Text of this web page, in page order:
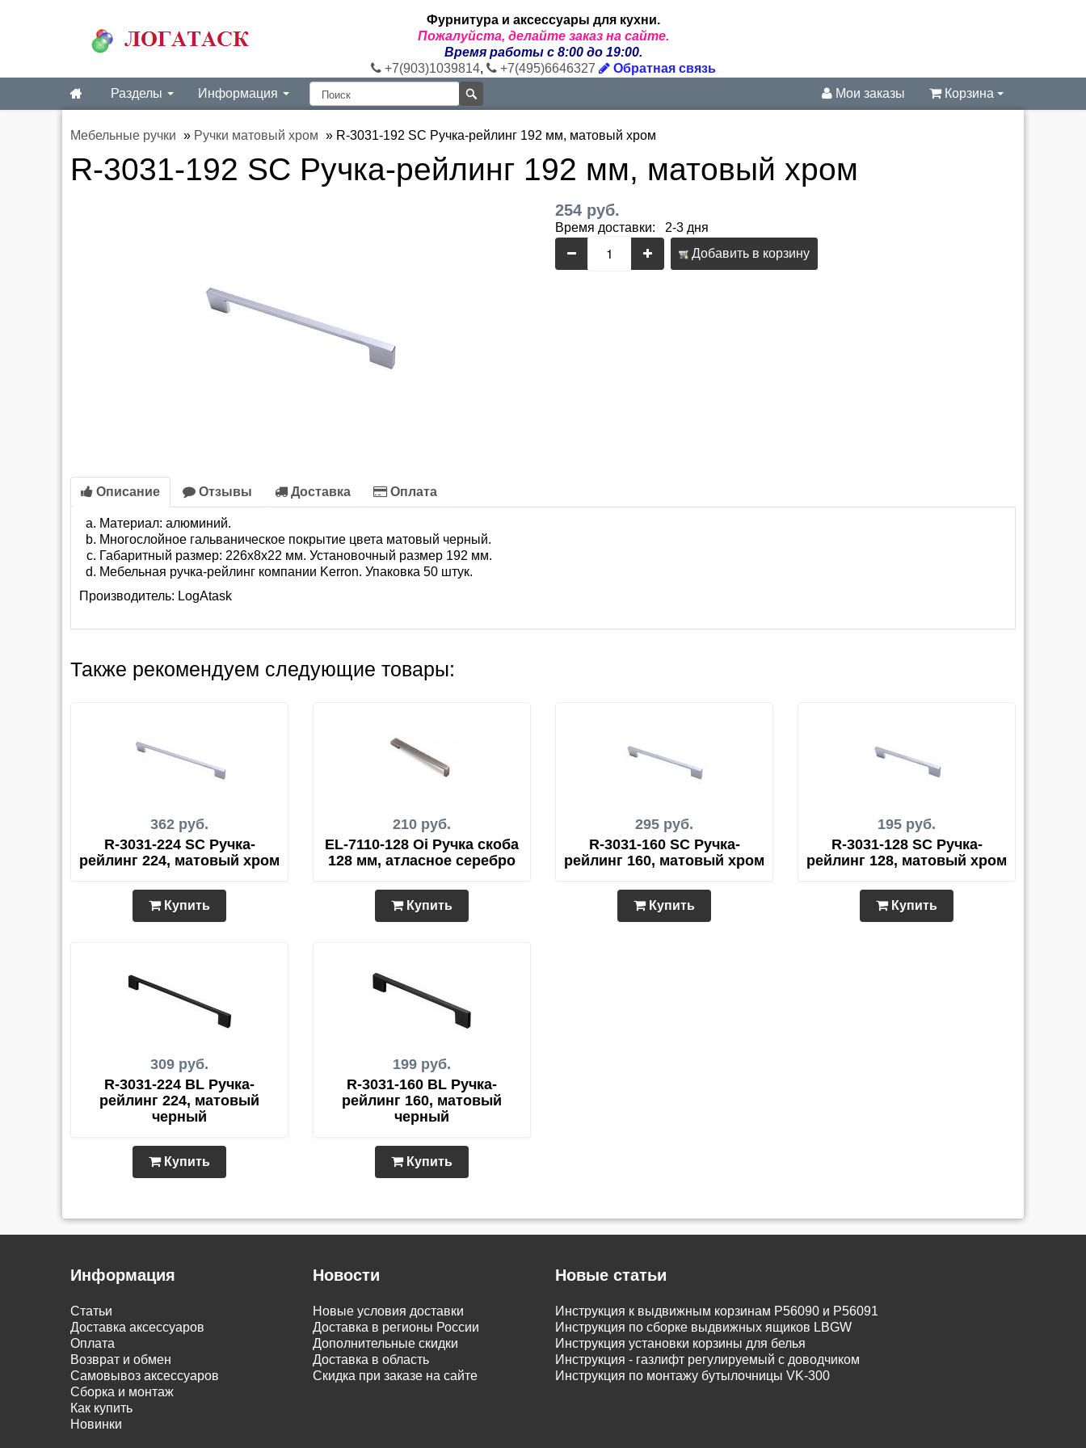
Фурнитура и аксессуары для кухни.
Пожалуйста, делайте заказ на сайте.
Время работы с 8:00 до 19:00.
+7(903)1039814, +7(495)6646327
Обратная связь
Разделы
Информация Мои заказы Корзина
Мебельные ручки » Ручки матовый хром » R-3031-192 SC Ручка-рейлинг 192 мм, матовый хром
R-3031-192 SC Ручка-рейлинг 192 мм, матовый хром
254 руб.
Время доставки: 2-3 дня
Добавить в корзину
Описание Отзывы Доставка Оплата
Материал: алюминий.
Многослойное гальваническое покрытие цвета матовый черный.
Габаритный размер: 226х8х22 мм. Установочный размер 192 мм.
Мебельная ручка-рейлинг компании Kerron. Упаковка 50 штук.
Производитель: LogAtask
Также рекомендуем следующие товары:
362 руб.
R-3031-224 SC Ручка-
рейлинг 224, матовый хром
Купить
210 руб.
EL-7110-128 Oi Ручка скоба
128 мм, атласное серебро
Купить
295 руб.
R-3031-160 SC Ручка-
рейлинг 160, матовый хром
Купить
195 руб.
R-3031-128 SC Ручка-
рейлинг 128, матовый хром
Купить
309 руб.
R-3031-224 BL Ручка-
рейлинг 224, матовый
черный
Купить
199 руб.
R-3031-160 BL Ручка-
рейлинг 160, матовый
черный
Купить
Информация
Статьи
Доставка аксессуаров
Оплата
Возврат и обмен
Самовывоз аксессуаров
Сборка и монтаж
Как купить
Новинки
Новости
Новые условия доставки
Доставка в регионы России
Дополнительные скидки
Доставка в область
Скидка при заказе на сайте
Новые статьи
Инструкция к выдвижным корзинам P56090 и P56091
Инструкция по сборке выдвижных ящиков LBGW
Инструкция установки корзины для белья
Инструкция - газлифт регулируемый с доводчиком
Инструкция по монтажу бутылочницы VK-300